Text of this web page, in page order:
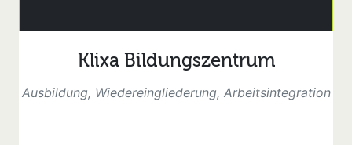
Klixa Bildungszentrum
Ausbildung, Wiedereingliederung, Arbeitsintegration